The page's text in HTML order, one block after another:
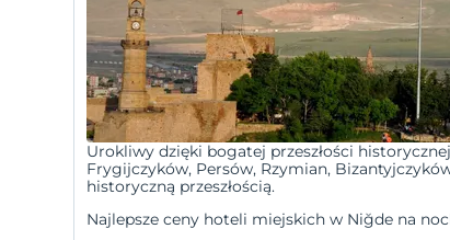
Urokliwy dzięki bogatej przeszłości
Frygijczyków, Persów, Rzymian,
historyczną przeszłością.
Najlepsze ceny hoteli miejskich w Niğde na